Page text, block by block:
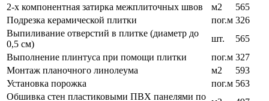
2-х компонентная затирка межплиточных швов
м2
565
Подрезка керамической плитки
пог.м 326
Выпиливание отверстий в плитке (диаметр до
0,5 см)
шт.
565
Выполнение плинтуса при помощи плитки
пог.м 327
Монтаж планочного линолеума
м2
593
Установка порожка
пог.м 563
Обшивка стен пластиковыми ПВХ панелями по